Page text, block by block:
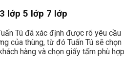
lớp 5 lớp 7 lớp
Tú đã xác định được rõ yêu cầu
của thùng, từ đó Tuấn Tú sẽ chọn
hàng và chọn giấy tấm phù hợp